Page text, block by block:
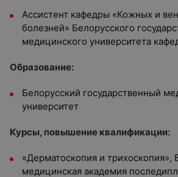
Ассистент кафедры «Кожных и
болезней» Белорусского
медицинского университета
Образование:
Белорусский государственный
университет
Курсы, повышение квалификации:
«Дерматоскопия и трихоскопия»,
медицинская академия